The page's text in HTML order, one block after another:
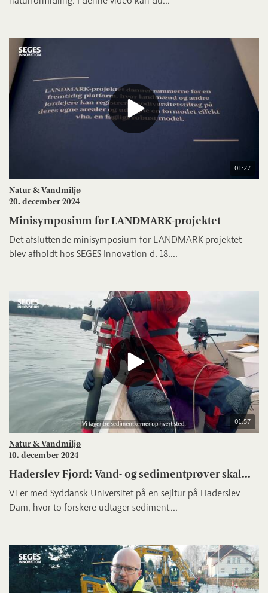
01:27
Natur & Vandmiljø
20. december 2024
Minisymposium for LANDMARK-projektet
Det afsluttende minisymposium for LANDMARK-projektet
blev afholdt hos SEGES Innovation d. 18....
01:57
Natur & Vandmiljø
10. december 2024
Haderslev Fjord: Vand- og sedimentprøver skal...
Vi er med Syddansk Universitet på en sejltur på Haderslev
Dam, hvor to forskere udtager sediment-...